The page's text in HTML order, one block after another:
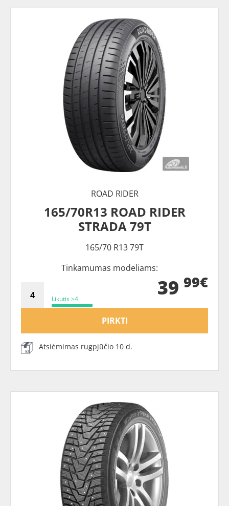
ROAD RIDER
165/70R13 ROAD RIDER
STRADA 79T
165/70 R13 79T
Tinkamumas modeliams:
Likutis >4 39 99€
PIRKTI
Atsiėmimas rugpjūčio 10 d.